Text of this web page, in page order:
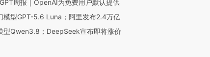
GPT周报｜OpenAI为免费用户默认提供
模型GPT-5.6 Luna；阿里发布2.4万亿
型Qwen3.8；DeepSeek宣布即将涨价